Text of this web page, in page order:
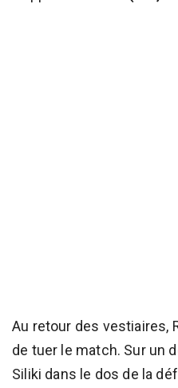
Au retour des vestiaires,
de tuer le match. Sur un
Siliki dans le dos de la